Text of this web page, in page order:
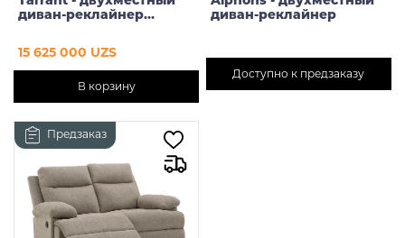
диван-реклайнер
15 625 000 UZS
В корзину
диван-реклайнер
Доступно к предзаказу
Предзаказ